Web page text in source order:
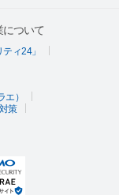
ついて
ィ24」
）
策